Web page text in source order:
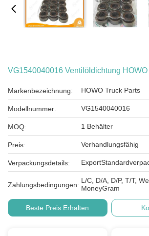
VG1540040016 Ventilöldichtung
Markenbezeichnung: HOWO Truck Parts
Modellnummer: VG1540040016
MOQ: 1 Behälter
Preis: Verhandlungsfähig
Verpackungsdetails:
Zahlungsbedingungen:
L/C, D/A, D/P, T/T,
MoneyGram
Beste Preis Erhalten